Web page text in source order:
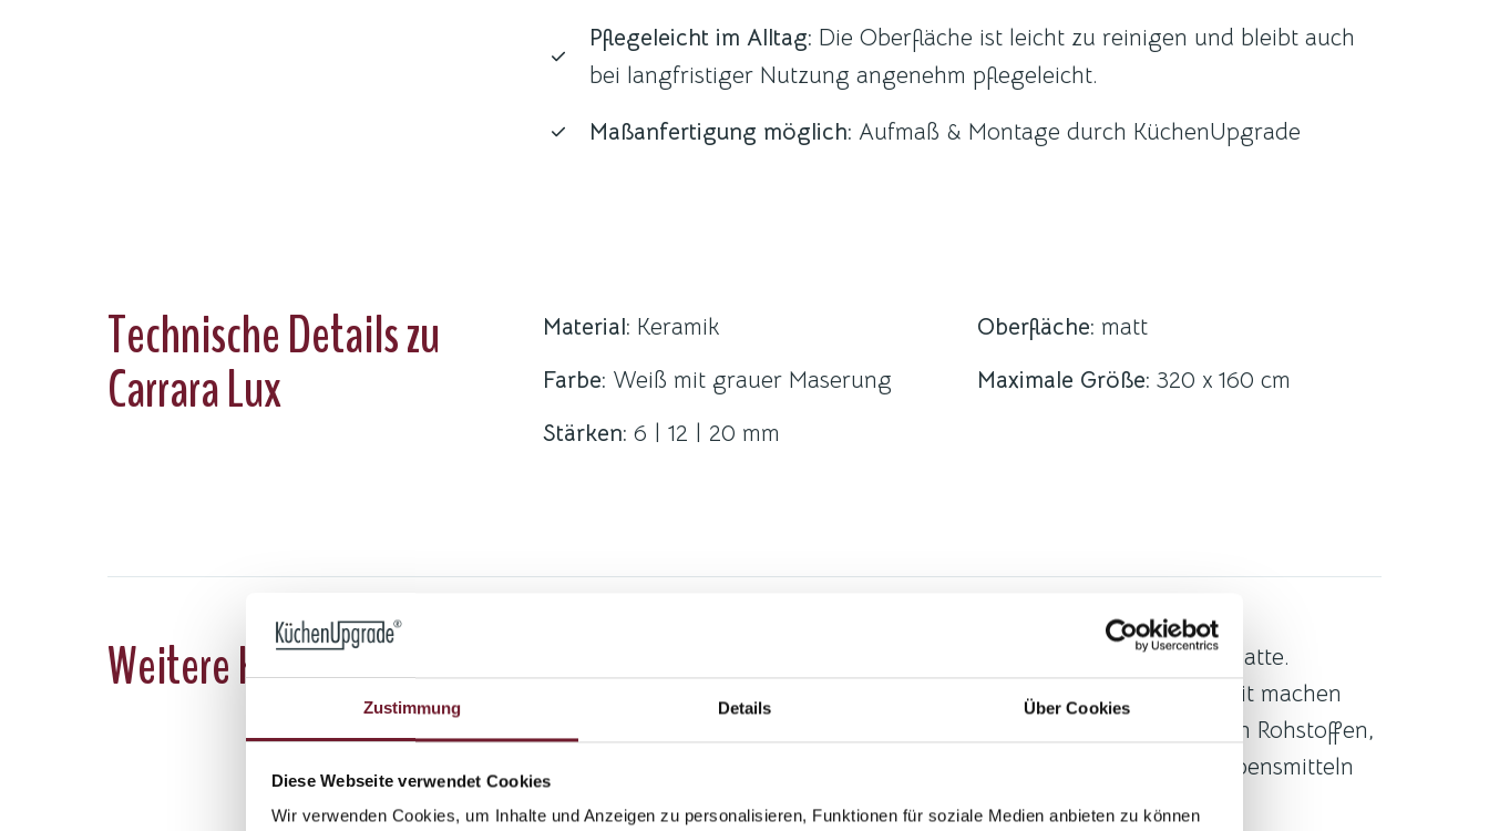
Zustimmung Details Über Cookies
Diese Webseite verwendet Cookies
Wir verwenden Cookies, um Inhalte und Anzeigen zu personalisieren, Funktionen für soziale Medien anbieten zu können
Pflegeleicht im Alltag: Die Oberfläche ist leicht zu reinigen und bleibt auch
bei langfristiger Nutzung angenehm pflegeleicht.
Maßanfertigung möglich: Aufmaß & Montage durch KüchenUpgrade
Technische Details zu
Carrara Lux
Material: Keramik Oberfläche: matt
Farbe: Weiß mit grauer Maserung Maximale Größe: 320 x 160 cm
Stärken: 6 | 12 | 20 mm
Weitere Keramik-Muster
Keramik erfüllt perfekt alle Ansprüche für Ihre neue Küchenarbeitsplatte.
Oberflächen-Härte und Hitze-Resistenz, Dichte und Pflegeleichtigkeit machen
dieses Produkt einzigartig. Keramik besteht zu 100 % aus natürlichen Rohstoffen,
ist baubiologisch unbedenklich und für den direkten Kontakt mit Lebensmitteln
geeignet.